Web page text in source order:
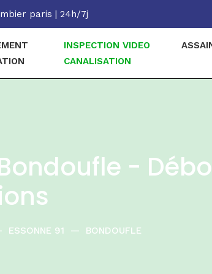
paris | 24h/7j
INSPECTION VIDEO
CANALISATION
-
ESSONNE 91 — BONDOUFLE